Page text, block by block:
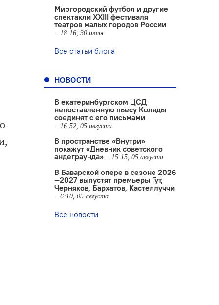
Миргородский футбол и другие
спектакли XXIII фестиваля
театров малых городов России
18:16, 30 июля
Все статьи блога
НОВОСТИ
В екатеринбургском ЦСД
непоставленную пьесу Коляды
соединят с его письмами
16:52, 05 августа
В пространстве «Внутри»
покажут «Дневник советского
андеграунда»
15:15, 05 августа
В Баварской опере в сезоне 2026
—2027 выпустят премьеры Гут,
Черняков, Бархатов, Кастеллуччи
6:10, 05 августа
Все новости